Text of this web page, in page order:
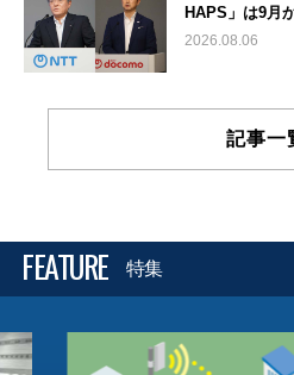
HAPS」は9月
2026.08.06
記事一
FEATURE 特集